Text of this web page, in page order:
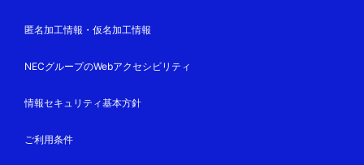
匿名加工情報・仮名加工情報
NECグループのWebアクセシビリティ
情報セキュリティ基本方針
ご利用条件